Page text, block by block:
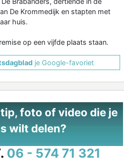
De Krommedijk en stapten met
huis.
op een vijfde plaats staan.
je Google-favoriet
foto of video die je
wilt delen?
06 - 574 71 321